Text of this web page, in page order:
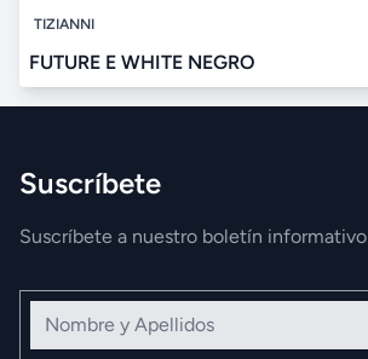
TIZIANNI
FUTURE E WHITE NEGRO
Suscríbete
Suscríbete a nuestro boletín informativo
Nombre y Apellidos